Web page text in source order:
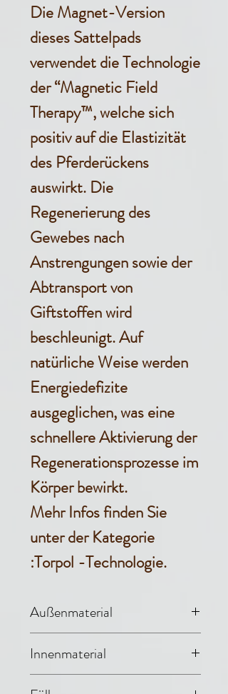
Die Magnet-Version
dieses Sattelpads
verwendet die Technologie
der “Magnetic Field
Therapy™, welche sich
positiv auf die Elastizität
des Pferderückens
auswirkt. Die
Regenerierung des
Gewebes nach
Anstrengungen sowie der
Abtransport von
Giftstoffen wird
beschleunigt. Auf
natürliche Weise werden
Energiedefizite
ausgeglichen, was eine
schnellere Aktivierung der
Regenerationsprozesse im
Körper bewirkt.
Mehr Infos finden Sie
unter der Kategorie
:Torpol -Technologie.
Außenmaterial
Denim (65%
Baumwolle, 35%
Innenmaterial